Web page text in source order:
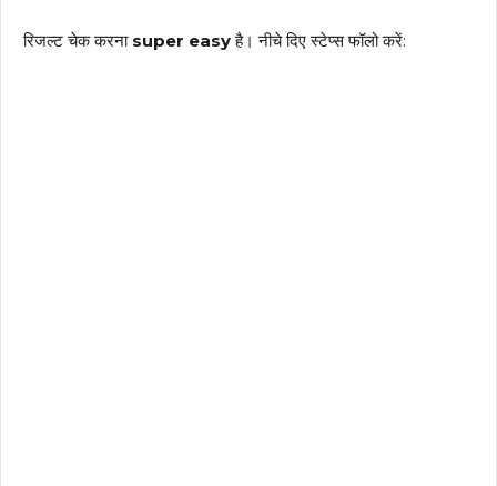
रिजल्ट चेक करना super easyहै। नीचे दिए स्टेप्स फॉलो करें: